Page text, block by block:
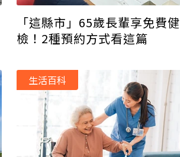
「這縣市」65歲長輩享免費健
檢！2種預約方式看這篇
生活百科